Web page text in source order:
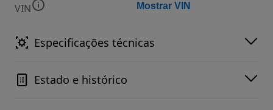
VIN Mostrar VIN
Especificações técnicas
Estado e histórico